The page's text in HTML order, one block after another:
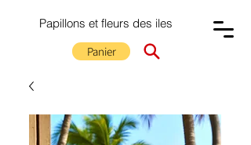
Papillons et fleurs des iles
Panier